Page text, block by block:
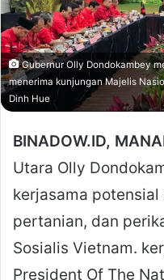
Gubernur Olly Dondokambey
menerima kunjungan Majelis
Dinh Hue
BINADOW.ID,
Utara Olly
kerjasama
pertanian, dan
Sosialis Vietnam.
President Of The